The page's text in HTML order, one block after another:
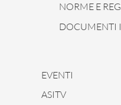
NORME E
DOCUMENTI
EVENTI
ASITV